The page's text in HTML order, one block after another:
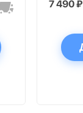
7 490 ₽